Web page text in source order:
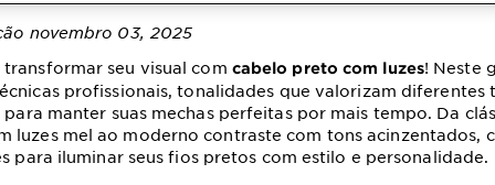
novembro 03, 2025
seu visual com cabelo preto com luzes! Neste
profissionais, tonalidades que valorizam diferentes
para manter suas mechas perfeitas por mais tempo. Da
luzes mel ao moderno contraste com tons acinzentados,
para iluminar seus fios pretos com estilo e personalidade.